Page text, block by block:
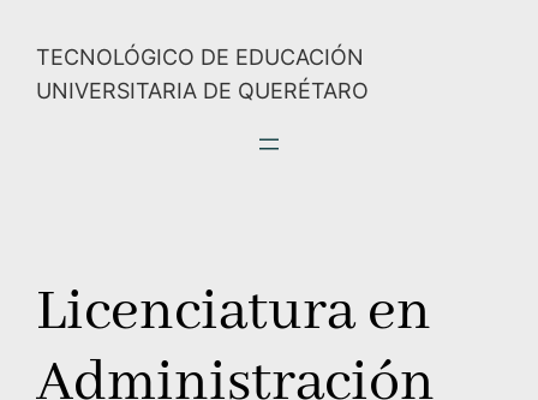
TECNOLÓGICO DE EDUCACIÓN
UNIVERSITARIA DE QUERÉTARO
Licenciatura en
Administración